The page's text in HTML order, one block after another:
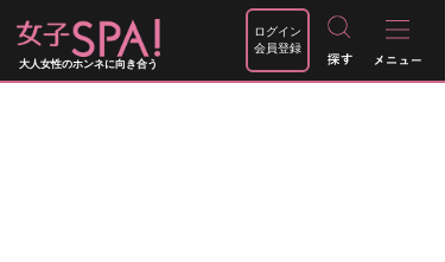
大人女性のホンネに向き合う
ログイン
会員登録